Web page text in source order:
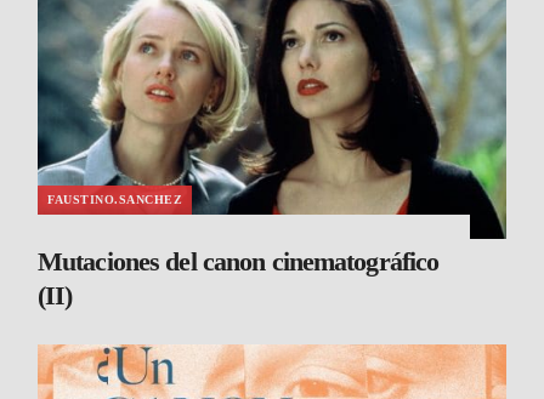
FAUSTINO.SANCHEZ
Mutaciones del canon cinematográfico
(II)